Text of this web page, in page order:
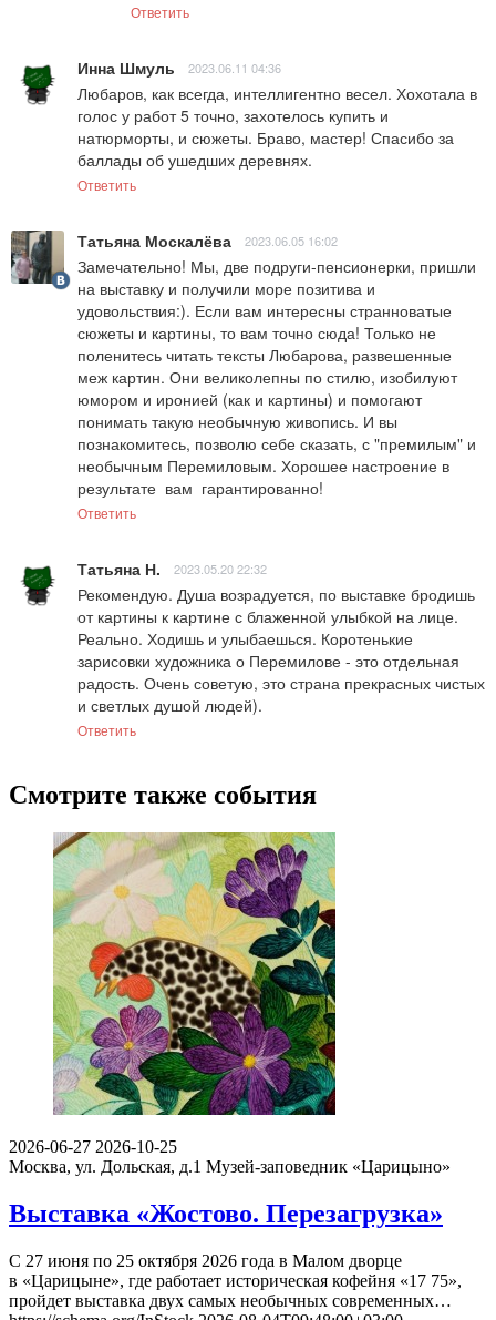
Ответить
Инна Шмуль 2023.06.11 04:36
Любаров, как всегда, интеллигентно весел. Хохотала в
голос у работ 5 точно, захотелось купить и
натюрморты, и сюжеты. Браво, мастер! Спасибо за
баллады об ушедших деревнях.
Ответить
Татьяна Москалёва 2023.06.05 16:02
Замечательно! Мы, две подруги-пенсионерки, пришли
на выставку и получили море позитива и
удовольствия:). Если вам интересны странноватые
сюжеты и картины, то вам точно сюда! Только не
поленитесь читать тексты Любарова, развешенные
меж картин. Они великолепны по стилю, изобилуют
юмором и иронией (как и картины) и помогают
понимать такую необычную живопись. И вы
познакомитесь, позволю себе сказать, с "премилым" и
необычным Перемиловым. Хорошее настроение в
результате  вам  гарантированно!
Ответить
Татьяна Н. 2023.05.20 22:32
Рекомендую. Душа возрадуется, по выставке бродишь
от картины к картине с блаженной улыбкой на лице.
Реально. Ходишь и улыбаешься. Коротенькие
зарисовки художника о Перемилове - это отдельная
радость. Очень советую, это страна прекрасных чистых
и светлых душой людей).
Ответить
Смотрите также события
2026-06-27 2026-10-25
Москва, ул. Дольская, д.1 Музей-заповедник «Царицыно»
Выставка «Жостово. Перезагрузка»
С 27 июня по 25 октября 2026 года в Малом дворце
в «Царицыне», где работает историческая кофейня «17 75»,
пройдет выставка двух самых необычных современных…